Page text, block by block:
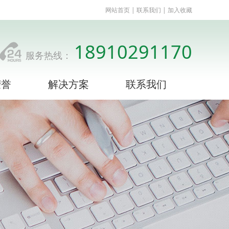
网站首页 | 联系我们 | 加入收藏
服务热线： 18910291170
解决方案 联系我们